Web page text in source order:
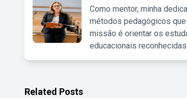
Como mentor, minha
métodos pedagógicos
missão é orientar os
educacionais
Related Posts